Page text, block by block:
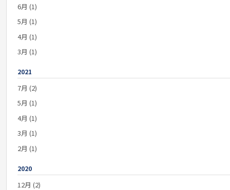
6月 (1)
5月 (1)
4月 (1)
3月 (1)
2021
7月 (2)
5月 (1)
4月 (1)
3月 (1)
2月 (1)
2020
12月 (2)